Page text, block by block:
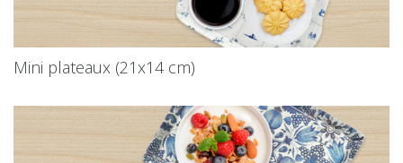
Mini plateaux (21x14 cm)